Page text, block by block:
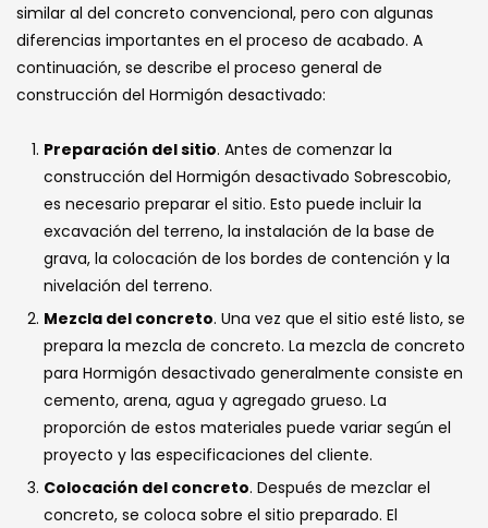
similar al del concreto convencional, pero con algunas
diferencias importantes en el proceso de acabado. A
continuación, se describe el proceso general de
construcción del Hormigón desactivado:
Preparación del sitio. Antes de comenzar la
construcción del Hormigón desactivado Sobrescobio,
es necesario preparar el sitio. Esto puede incluir la
excavación del terreno, la instalación de la base de
grava, la colocación de los bordes de contención y la
nivelación del terreno.
Mezcla del concreto. Una vez que el sitio esté listo, se
prepara la mezcla de concreto. La mezcla de concreto
para Hormigón desactivado generalmente consiste en
cemento, arena, agua y agregado grueso. La
proporción de estos materiales puede variar según el
proyecto y las especificaciones del cliente.
Colocación del concreto. Después de mezclar el
concreto, se coloca sobre el sitio preparado. El